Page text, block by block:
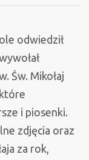
odwiedził
Św. Mikołaj
i piosenki.
zdjęcia oraz
za rok,